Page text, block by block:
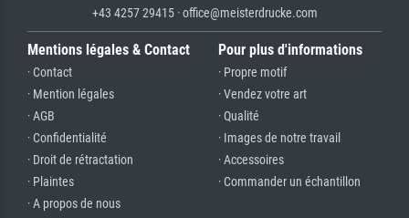
+43 4257 29415 · office@meisterdrucke.com
Mentions légales & Contact
· Contact
· Mention légales
· AGB
· Confidentialité
· Droit de rétractation
· Plaintes
· A propos de nous
Pour plus d'informations
· Propre motif
· Vendez votre art
· Qualité
· Images de notre travail
· Accessoires
· Commander un échantillon